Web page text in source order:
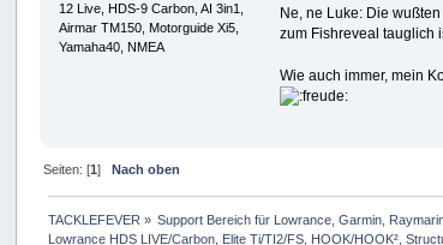
12 Live, HDS-9 Carbon, AI 3in1,
Airmar TM150, Motorguide Xi5,
Yamaha40, NMEA
Ne, ne Luke: Die
zum Fishreveal tauglich
Wie auch immer, mein
Seiten: [1] Nach oben
TACKLEFEVER » Support Bereich für Lowrance, Garmin,
Lowrance HDS LIVE/Carbon, Elite Ti/TI2/FS, HOOK/HOOK²,